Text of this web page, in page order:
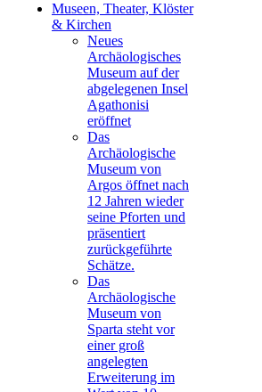
Museen, Theater, Klöster
& Kirchen
Neues
Archäologisches
Museum auf der
abgelegenen Insel
Agathonisi
eröffnet
Das
Archäologische
Museum von
Argos öffnet nach
12 Jahren wieder
seine Pforten und
präsentiert
zurückgeführte
Schätze.
Das
Archäologische
Museum von
Sparta steht vor
einer groß
angelegten
Erweiterung im